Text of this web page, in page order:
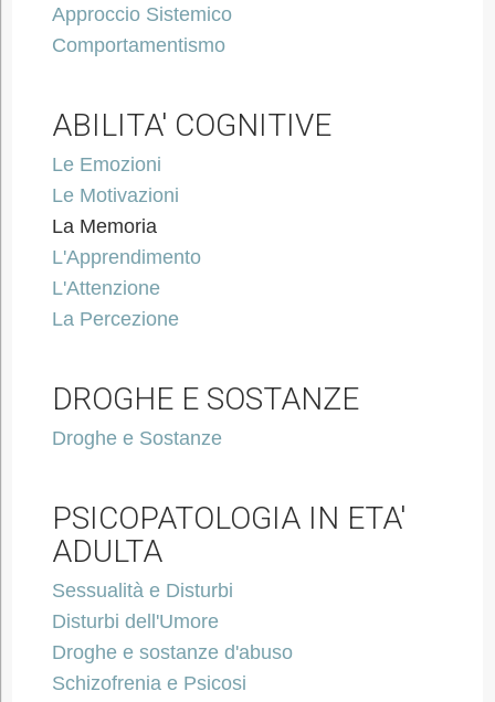
Approccio Sistemico
Comportamentismo
ABILITA' COGNITIVE
Le Emozioni
Le Motivazioni
La Memoria
L'Apprendimento
L'Attenzione
La Percezione
DROGHE E SOSTANZE
Droghe e Sostanze
PSICOPATOLOGIA IN ETA'
ADULTA
Sessualità e Disturbi
Disturbi dell'Umore
Droghe e sostanze d'abuso
Schizofrenia e Psicosi